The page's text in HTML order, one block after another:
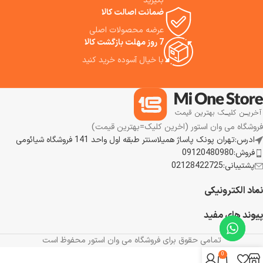
ضمانت اصالت کالا
عرضه محصولات اصلی
7 روز مهلت بازگشت کالا
با خیال آسوده خرید کنید
فروشگاه می وان استور (اخرین کلیک=بهترین قیمت)
ادرس:تهران پونک پاساژ همیلاسنتر طبقه اول واحد 141 فروشگاه شیائومی
فروش:09120480980
پشتیبانی:02128422725
نماد الکترونیکی
پیوند های مفید
تمامی حقوق برای فروشگاه می وان استور محفوظ است
0